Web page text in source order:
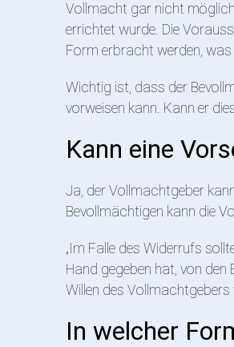
Vollmacht gar nicht
errichtet wurde. Die
Form erbracht werden,
Wichtig ist, dass der
vorweisen kann. Kann er
Kann eine
Ja, der Vollmachtgeber
Bevollmächtigen kann die
„Im Falle des Widerrufs
Hand gegeben hat, von
Willen des
In welcher